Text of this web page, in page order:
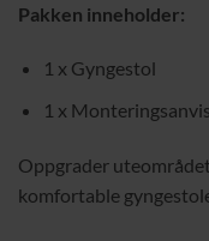
Pakken inneholder:
1 x Gyngestol
1 x
Oppgrader
komfortable